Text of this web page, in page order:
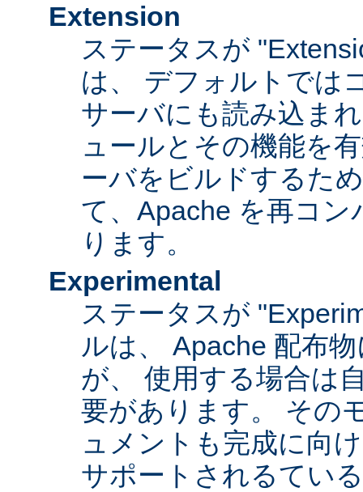
Extension
ステータスが
は、 デフォルトでは
サーバにも読み込ま
ュールとその機能を
ーバをビルドするた
て、Apache を再コ
ります。
Experimental
ステータスが
ルは、 Apache 配布
が、 使用する場合は
要があります。 その
ュメントも完成に向
サポートされるてい